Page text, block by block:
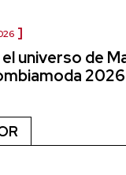
universo de
2026